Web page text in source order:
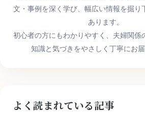
文・事例を深く学び、幅広い情報を掘り
あります。
初心者の方にもわかりやすく、夫婦関係
知識と気づきをやさしく丁寧にお届
よく読まれている記事